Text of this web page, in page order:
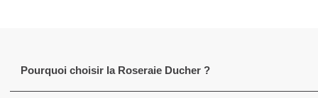
Pourquoi choisir la Roseraie Ducher ?